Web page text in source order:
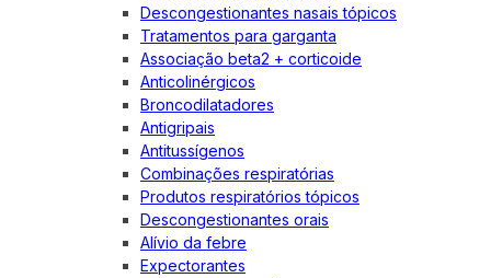
Descongestionantes nasais tópicos
Tratamentos para garganta
Associação beta2 + corticoide
Anticolinérgicos
Broncodilatadores
Antigripais
Antitussígenos
Combinações respiratórias
Produtos respiratórios tópicos
Descongestionantes orais
Alívio da febre
Expectorantes